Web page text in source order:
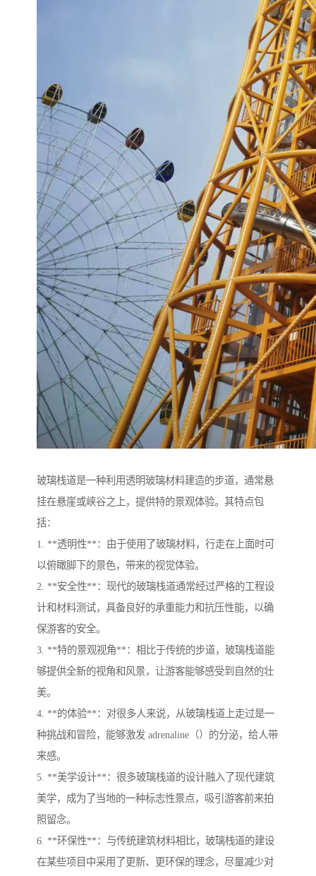
玻璃栈道是一种利用透明玻璃材料建造的步道，通常悬
挂在悬崖或峡谷之上，提供特的景观体验。其特点包
括：
1. **透明性**：由于使用了玻璃材料，行走在上面时可
以俯瞰脚下的景色，带来的视觉体验。
2. **安全性**：现代的玻璃栈道通常经过严格的工程设
计和材料测试，具备良好的承重能力和抗压性能，以确
保游客的安全。
3. **特的景观视角**：相比于传统的步道，玻璃栈道能
够提供全新的视角和风景，让游客能够感受到自然的壮
美。
4. **的体验**：对很多人来说，从玻璃栈道上走过是一
种挑战和冒险，能够激发 adrenaline（）的分泌，给人带
来感。
5. **美学设计**：很多玻璃栈道的设计融入了现代建筑
美学，成为了当地的一种标志性景点，吸引游客前来拍
照留念。
6. **环保性**：与传统建筑材料相比，玻璃栈道的建设
在某些项目中采用了更新、更环保的理念，尽量减少对